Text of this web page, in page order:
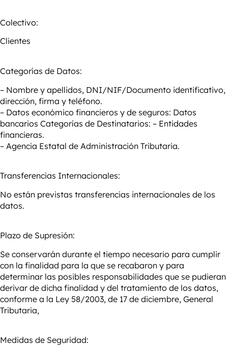
Colectivo:
Clientes
Categorías de Datos:
– Nombre y apellidos, DNI/NIF/Documento identificativo,
dirección, firma y teléfono.
– Datos económico financieros y de seguros: Datos
bancarios Categorías de Destinatarios: – Entidades
financieras.
– Agencia Estatal de Administración Tributaria.
Transferencias Internacionales:
No están previstas transferencias internacionales de los
datos.
Plazo de Supresión:
Se conservarán durante el tiempo necesario para cumplir
con la finalidad para la que se recabaron y para
determinar las posibles responsabilidades que se pudieran
derivar de dicha finalidad y del tratamiento de los datos,
conforme a la Ley 58/2003, de 17 de diciembre, General
Tributaria,
Medidas de Seguridad: